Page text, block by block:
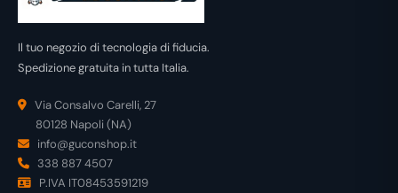
Il tuo negozio di tecnologia di fiducia.
Spedizione gratuita in tutta Italia.
Via Consalvo Carelli, 27
80128 Napoli (NA)
info@guconshop.it
338 887 4507
P.IVA IT08453591219